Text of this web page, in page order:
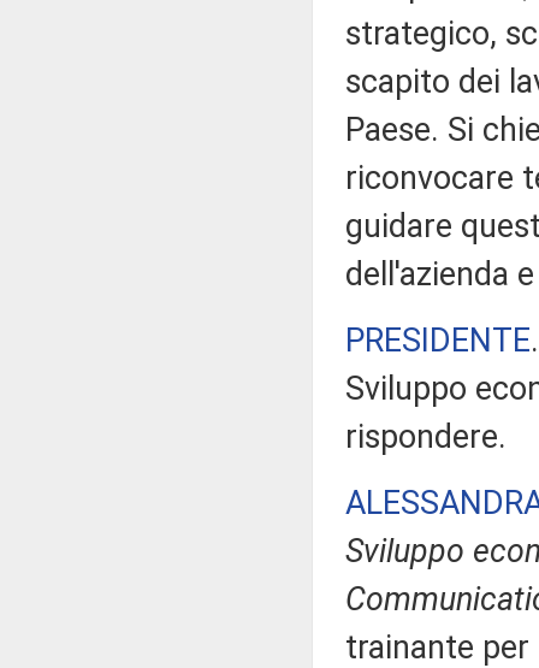
strategico,
scapito dei
Paese. Si
riconvocare
guidare
dell'azienda
PRESIDENTE
Sviluppo
rispondere.
Sviluppo
trainante per